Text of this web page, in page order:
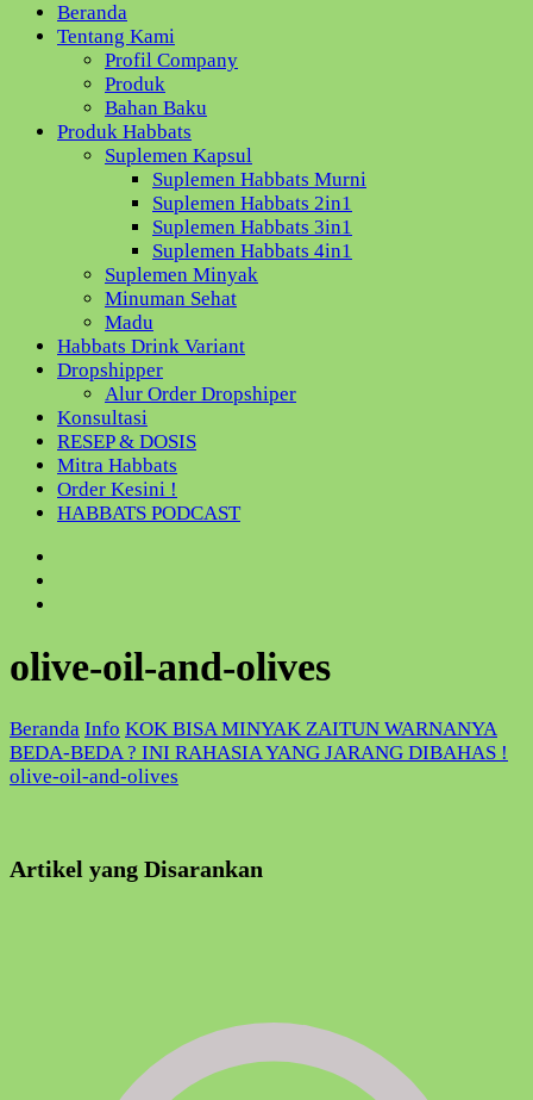
Beranda
Tentang Kami
Profil Company
Produk
Bahan Baku
Produk Habbats
Suplemen Kapsul
Suplemen Habbats Murni
Suplemen Habbats 2in1
Suplemen Habbats 3in1
Suplemen Habbats 4in1
Suplemen Minyak
Minuman Sehat
Madu
Habbats Drink Variant
Dropshipper
Alur Order Dropshiper
Konsultasi
RESEP & DOSIS
Mitra Habbats
Order Kesini !
HABBATS PODCAST
olive-oil-and-olives
Beranda Info KOK BISA MINYAK ZAITUN WARNANYA
BEDA-BEDA ? INI RAHASIA YANG JARANG DIBAHAS !
olive-oil-and-olives
Artikel yang Disarankan